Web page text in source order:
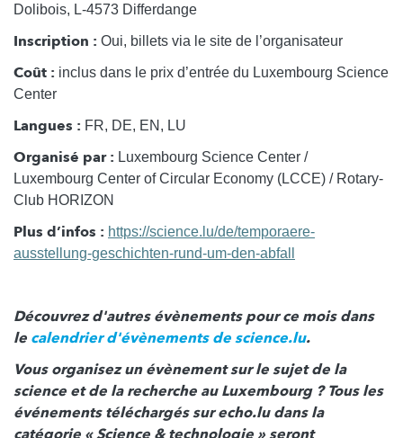
Dolibois, L-4573 Differdange
Inscription : Oui, billets via le site de l’organisateur
Coût : inclus dans le prix d’entrée du Luxembourg Science
Center
Langues : FR, DE, EN, LU
Organisé par : Luxembourg Science Center /
Luxembourg Center of Circular Economy (LCCE) / Rotary-
Club HORIZON
Plus d’infos : https://science.lu/de/temporaere-
ausstellung-geschichten-rund-um-den-abfall
Découvrez d'autres évènements pour ce mois dans
le calendrier d'évènements de science.lu.
Vous organisez un évènement sur le sujet de la
science et de la recherche au Luxembourg ? Tous les
événements téléchargés sur echo.lu dans la